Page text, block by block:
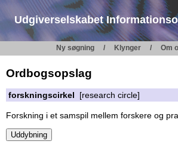
Udgiverselskabet
Ny søgning Klynger Om
Ordbogsopslag
forskningscirkel [research circle]
Forskning i et samspil mellem forskere og